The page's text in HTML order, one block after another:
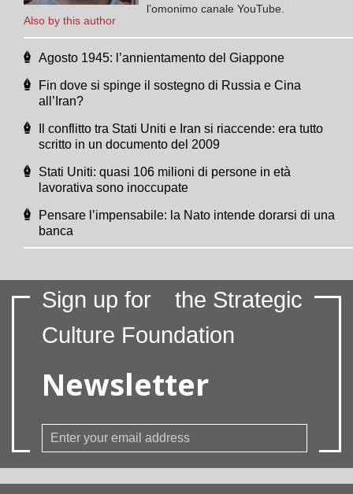
Also by this author
l’omonimo canale YouTube.
Agosto 1945: l’annientamento del Giappone
Fin dove si spinge il sostegno di Russia e Cina
all’Iran?
Il conflitto tra Stati Uniti e Iran si riaccende: era tutto
scritto in un documento del 2009
Stati Uniti: quasi 106 milioni di persone in età
lavorativa sono inoccupate
Pensare l’impensabile: la Nato intende dorarsi di una
banca
Sign up for
the Strategic
Culture Foundation
Newsletter